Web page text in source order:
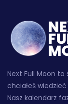
Next Full Moon
chciałeś
Nasz kalendarz